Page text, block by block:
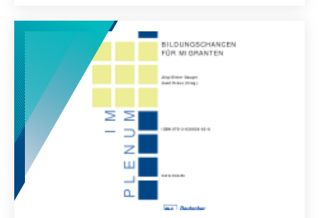
Governance in Berlin. Organisiert wurde die
Tagung von der Konrad-Adenauer-Stiftung in
Zusammenarbeit mit dem Abgeordnetenbüro
von Dr. Norbert Röttgen MdB und Prof. Dr.
Heinrich Amadeus Wolff von der Europa-
Universität Viadrina (Frankfurt/Oder). Diese
Publikation dokumentiert die Ergebnisse der
Konferenz.